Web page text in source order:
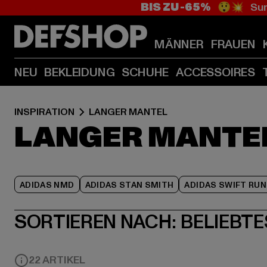
BIS ZU -65% 😲💥
MÄNNER FRAUEN
NEU BEKLEIDUNG SCHUHE ACCESSOIRES
INSPIRATION LANGER MANTEL
LANGER
ADIDAS NMD ADIDAS STAN SMITH ADIDAS SWIFT RUN
SORTIEREN NACH:
22 ARTIKEL